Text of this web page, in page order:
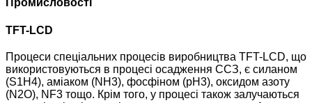
Промисловості
TFT-LCD
Процеси спеціальних процесів виробництва TFT-LCD, що
використовуються в процесі осадження ССЗ, є силаном
(S1H4), аміаком (NH3), фосфіном (pH3), оксидом азоту
(N2O), NF3 тощо. Крім того, у процесі також залучаються